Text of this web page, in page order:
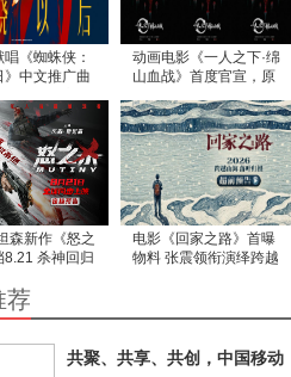
《蜘蛛侠：
》中文推广曲
动画电影《一人之下·绵
山血战》首度官宣，原
写国漫热血新篇
森新作《怒之
8.21 杀神回归
电影《回家之路》首曝
物料 张震领衔演绎跨越
荐
共聚、共享、共创，中国移动